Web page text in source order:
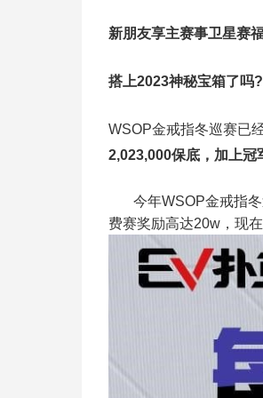
新朋友享主赛事卫星赛
搭上2023神秘宝箱了吗?
WSOP金戒指冬巡赛已
2,023,000保底，加上冠
今年WSOP金戒指冬
费赛奖励高达20w，现